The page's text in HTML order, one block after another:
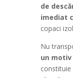
de
imediat
copaci
Nu
un